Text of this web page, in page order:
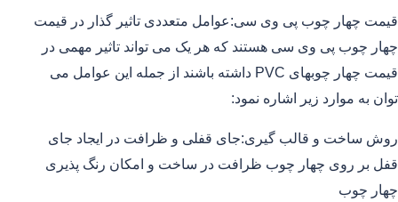
قیمت چهار چوب پی وی سی:عوامل متعددی تاثیر گذار در قیمت
چهار چوب پی وی سی هستند که هر یک می تواند تاثیر مهمی در
قیمت چهار چوبهای PVC داشته باشند از جمله این عوامل می
توان به موارد زیر اشاره نمود:
روش ساخت و قالب گیری:جای قفلی و ظرافت در ایجاد جای
قفل بر روی چهار چوب ظرافت در ساخت و امکان رنگ پذیری
چهار چوب